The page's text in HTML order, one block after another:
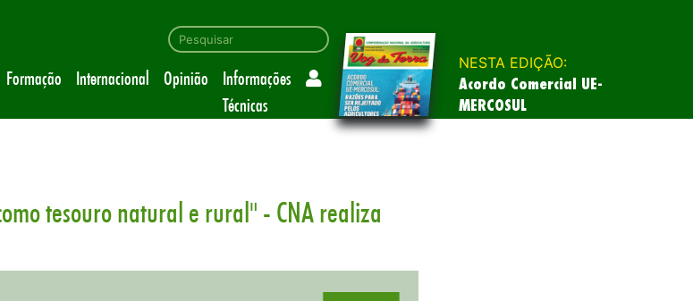
Formação Internacional Opinião
Informações
Técnicas
NESTA EDIÇÃO:
Acordo Comercial UE-
MERCOSUL
tesouro natural e rural" - CNA realiza